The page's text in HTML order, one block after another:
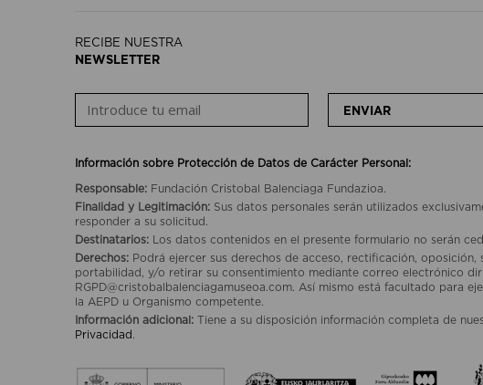
RECIBE NUESTRA
NEWSLETTER
ENVIAR
Información sobre Protección de Datos de Carácter Personal:
Responsable: Fundación Cristobal Balenciaga Fundazioa.
Finalidad y Legitimación: Sus datos personales serán utilizados
responder a su solicitud.
Destinatarios:
Los datos contenidos en el presente formulario no serán
Derechos: Podrá ejercer sus derechos de acceso, rectificación, oposición,
portabilidad, y/o retirar su consentimiento mediante correo electrónico
RGPD@cristobalbalenciagamuseoa.com. Así mismo está facultado para
la AEPD u Organismo competente.
Información adicional: Tiene a su disposición información completa de
Privacidad .